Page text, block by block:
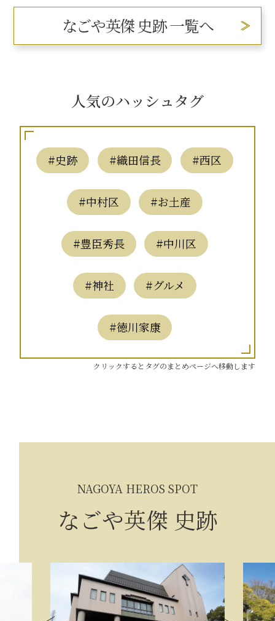
なごや英傑 史跡 一覧へ
人気のハッシュタグ
#史跡 #織田信長 #西区
#中村区 #お土産
#豊臣秀長 #中川区
#神社 #グルメ
#徳川家康
クリックするとタグのまとめページへ移動します
NAGOYA HEROS SPOT
なごや英傑 史跡